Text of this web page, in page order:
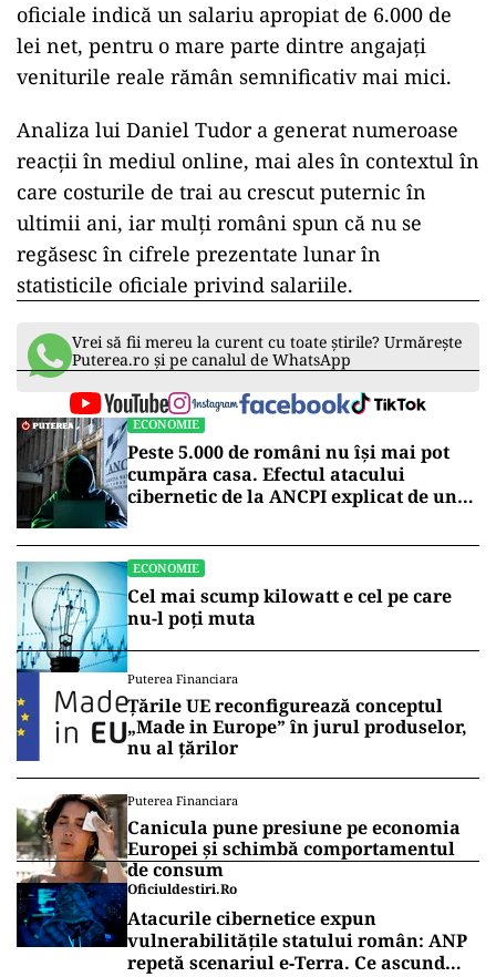
oficiale indică un salariu apropiat de 6.000 de
lei net, pentru o mare parte dintre angajați
veniturile reale rămân semnificativ mai mici.
Analiza lui Daniel Tudor a generat numeroase
reacții în mediul online, mai ales în contextul în
care costurile de trai au crescut puternic în
ultimii ani, iar mulți români spun că nu se
regăsesc în cifrele prezentate lunar în
statisticile oficiale privind salariile.
Vrei să fii mereu la curent cu toate știrile? Urmărește
Puterea.ro și pe canalul de WhatsApp
ECONOMIE
Peste 5.000 de români nu își mai pot
cumpăra casa. Efectul atacului
cibernetic de la ANCPI explicat de un
ECONOMIE
Cel mai scump kilowatt e cel pe care
nu-l poți muta
Puterea Financiara
Țările UE reconfigurează conceptul
„Made in Europe” în jurul produselor,
nu al țărilor
Puterea Financiara
Canicula pune presiune pe economia
Europei și schimbă comportamentul
de consum
Oficiuldestiri.ro
Atacurile cibernetice expun
vulnerabilitățile statului român: ANP
repetă scenariul e‑Terra. Ce ascund